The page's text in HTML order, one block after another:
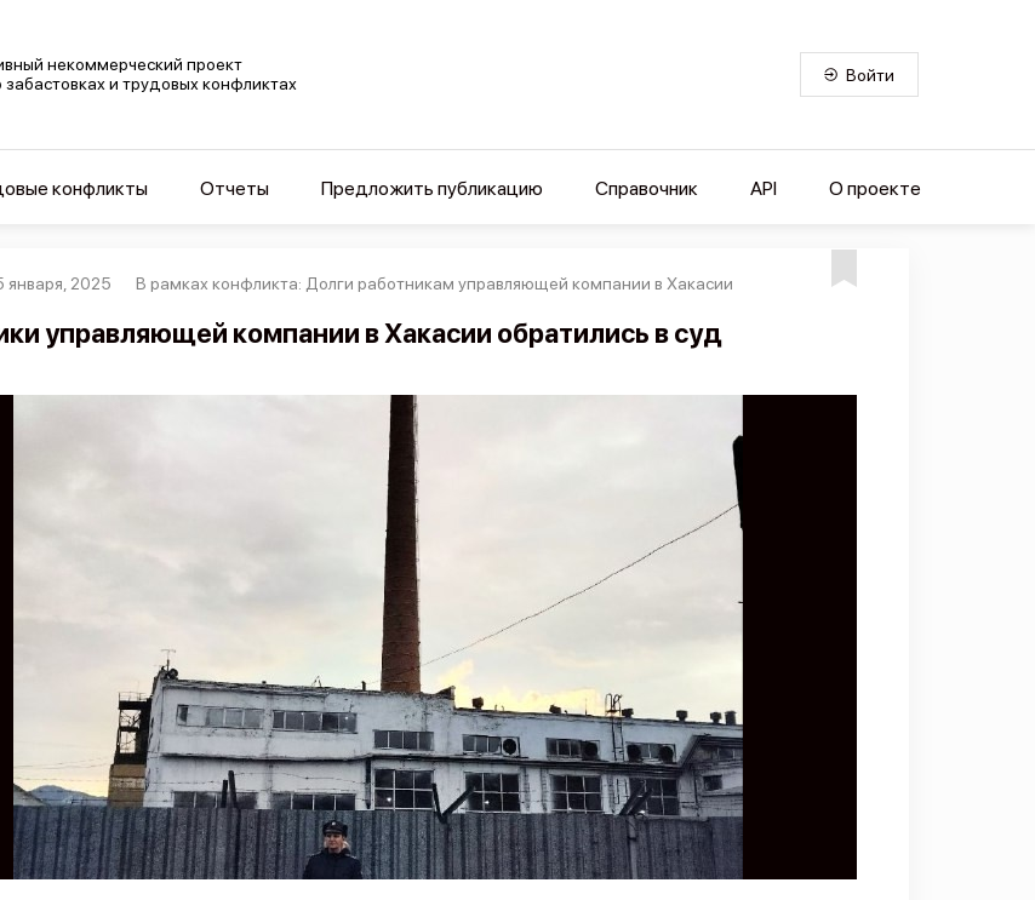
некоммерческий проект
и трудовых конфликтах
Войти
конфликты Отчеты Предложить публикацию Справочник API О проекте
января, 2025 В рамках конфликта: Долги работникам управляющей компании в Хакасии
управляющей компании в Хакасии обратились в суд